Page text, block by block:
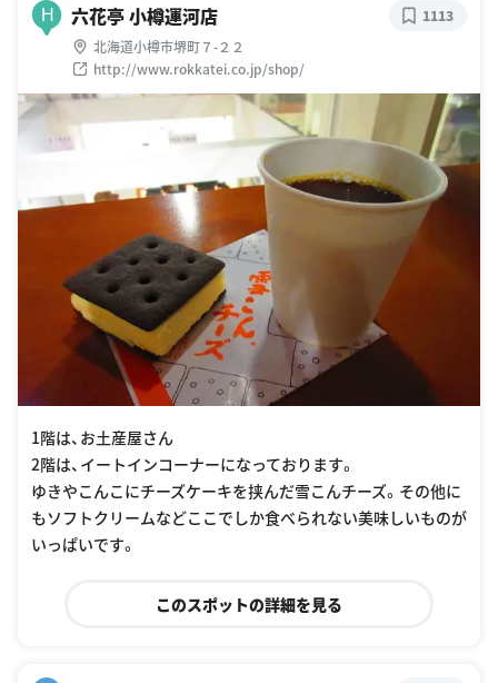
H 六花亭 小樽運河店
北海道小樽市堺町７-２２
http://www.rokkatei.co.jp/shop/
1113
1階は、お土産屋さん
2階は、イートインコーナーになっております。
ゆきやこんこにチーズケーキを挟んだ雪こんチーズ。その他に
もソフトクリームなどここでしか食べられない美味しいものが
いっぱいです。
このスポットの詳細を見る